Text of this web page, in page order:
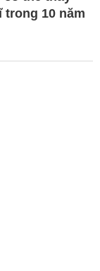
trong 10 năm